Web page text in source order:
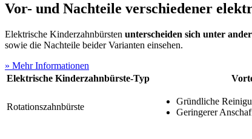
Vor- und Nachteile verschiedener
Elektrische Kinderzahnbürsten unterscheiden sich unter
sowie die Nachteile beider Varianten einsehen.
» Mehr Informationen
Elektrische Kinderzahnbürste-Typ
Rotationszahnbürste
Gründliche
Geringerer